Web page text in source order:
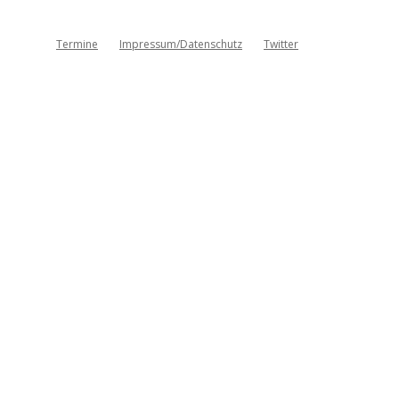
Termine Impressum/Datenschutz Twitter